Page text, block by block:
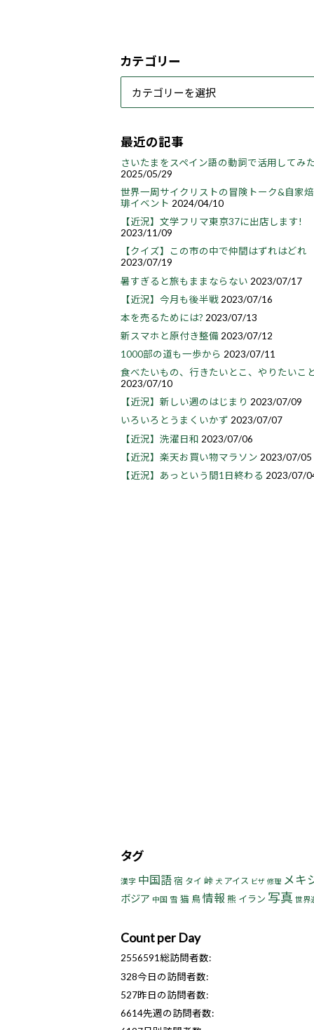
カテゴリー
最近の記事
さいたまをスペイン語の動詞で活用してみ
2025/05/29
世界一周サイクリストの冒険トーク&自家
琲イベント 2024/04/10
【近況】文学フリマ東京37に出店します!
2023/11/09
【クイズ】この市の中で仲間はずれはどれ
2023/07/19
暑すぎると旅もままならない 2023/07/17
【近況】今月も後半戦 2023/07/16
本を売るためには? 2023/07/13
新スマホと原付き整備 2023/07/12
1000部の道も一歩から 2023/07/11
食べたいもの、行きたいとこ、やりたいこ
2023/07/10
【近況】新しい週のはじまり 2023/07/09
いろいろとうまくいかず 2023/07/07
【近況】洗濯日和 2023/07/06
【近況】楽天お買い物マラソン 2023/07/05
【近況】あっという間1日終わる 2023/07/
タグ
漢字 中国語宿 タイ 峠 犬 アイス ビザ 修理 メキ
ボジア 中国 雪 猫 鳥情報 熊 イラン 写真 世界
Count per Day
2556591総訪問者数:
328今日の訪問者数:
527昨日の訪問者数:
6614先週の訪問者数: